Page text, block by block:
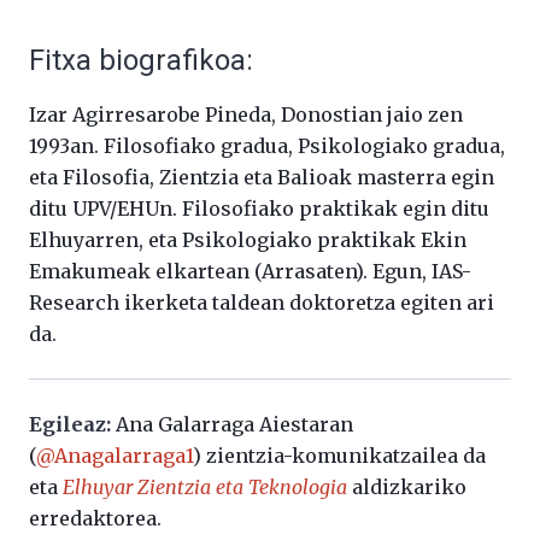
Fitxa biografikoa:
Izar Agirresarobe Pineda, Donostian jaio zen
1993an. Filosofiako gradua, Psikologiako gradua,
eta Filosofia, Zientzia eta Balioak masterra egin
ditu UPV/EHUn. Filosofiako praktikak egin ditu
Elhuyarren, eta Psikologiako praktikak Ekin
Emakumeak elkartean (Arrasaten). Egun, IAS-
Research ikerketa taldean doktoretza egiten ari
da.
Egileaz: Ana Galarraga Aiestaran
(@Anagalarraga1) zientzia-komunikatzailea da
eta Elhuyar Zientzia eta Teknologia aldizkariko
erredaktorea.